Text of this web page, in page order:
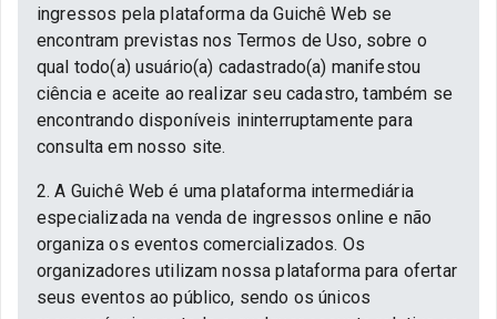
ingressos pela plataforma da Guichê Web se
encontram previstas nos Termos de Uso, sobre o
qual todo(a) usuário(a) cadastrado(a) manifestou
ciência e aceite ao realizar seu cadastro, também se
encontrando disponíveis ininterruptamente para
consulta em nosso site.
2. A Guichê Web é uma plataforma intermediária
especializada na venda de ingressos online e não
organiza os eventos comercializados. Os
organizadores utilizam nossa plataforma para ofertar
seus eventos ao público, sendo os únicos